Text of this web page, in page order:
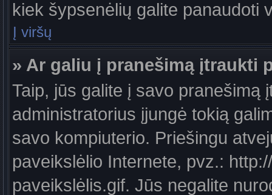
kiek šypsenėlių galite panaudoti
Į viršų
» Ar galiu į pranešimą įtraukti
Taip, jūs galite į savo pranešimą
administratorius įjungė tokią
savo kompiuterio. Priešingu
paveikslėlio Internete, pvz.:
paveikslėlis.gif. Jūs negalite